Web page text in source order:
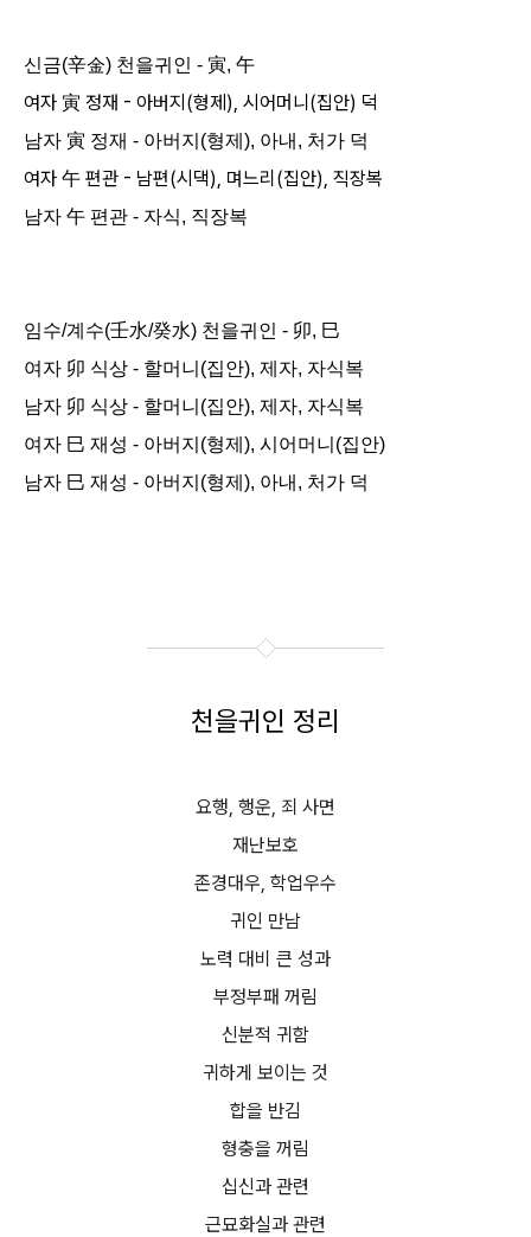
신금(辛金) 천을귀인 - 寅, 午
여자 寅 정재 - 아버지(형제), 시어머니(집안) 덕
남자 寅 정재 - 아버지(형제), 아내, 처가 덕
여자 午 편관 - 남편(시댁), 며느리(집안), 직장복
남자 午 편관 - 자식, 직장복
임수/계수(壬水/癸水) 천을귀인 - 卯, 巳
여자 卯 식상 - 할머니(집안), 제자, 자식복
남자 卯 식상 - 할머니(집안), 제자, 자식복
여자 巳 재성 - 아버지(형제), 시어머니(집안)
남자 巳 재성 - 아버지(형제), 아내, 처가 덕
천을귀인 정리
요행, 행운, 죄 사면
재난보호
존경대우, 학업우수
귀인 만남
노력 대비 큰 성과
부정부패 꺼림
신분적 귀함
귀하게 보이는 것
합을 반김
형충을 꺼림
십신과 관련
근묘화실과 관련